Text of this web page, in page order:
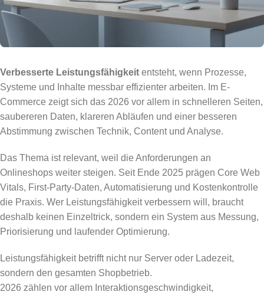
Verbesserte Leistungsfähigkeit entsteht, wenn Prozesse,
Systeme und Inhalte messbar effizienter arbeiten. Im E-
Commerce zeigt sich das 2026 vor allem in schnelleren Seiten,
saubereren Daten, klareren Abläufen und einer besseren
Abstimmung zwischen Technik, Content und Analyse.
Das Thema ist relevant, weil die Anforderungen an
Onlineshops weiter steigen. Seit Ende 2025 prägen Core Web
Vitals, First-Party-Daten, Automatisierung und Kostenkontrolle
die Praxis. Wer Leistungsfähigkeit verbessern will, braucht
deshalb keinen Einzeltrick, sondern ein System aus Messung,
Priorisierung und laufender Optimierung.
Leistungsfähigkeit betrifft nicht nur Server oder Ladezeit,
sondern den gesamten Shopbetrieb.
2026 zählen vor allem Interaktionsgeschwindigkeit,